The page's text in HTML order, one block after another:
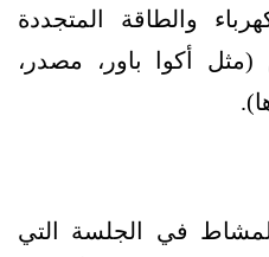
والطاقة المتجددة
أكوا باور، مصدر،
في الجلسة التي